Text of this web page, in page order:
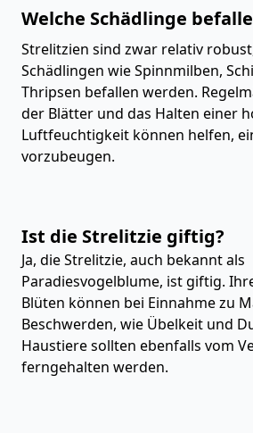
Welche Schädlinge
Strelitzien sind zwar relativ
Schädlingen wie Spinnmilben,
Thripsen befallen werden.
der Blätter und das Halten einer
Luftfeuchtigkeit können helfen,
vorzubeugen.
Ist die Strelitzie giftig?
Ja, die Strelitzie, auch bekannt als
Paradiesvogelblume, ist giftig.
Blüten können bei Einnahme zu
Beschwerden, wie Übelkeit und
Haustiere sollten ebenfalls vom
ferngehalten werden.